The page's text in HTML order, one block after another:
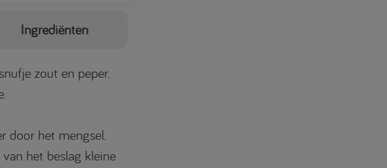
Ingrediënten
zout en peper.
door het mengsel.
het beslag kleine